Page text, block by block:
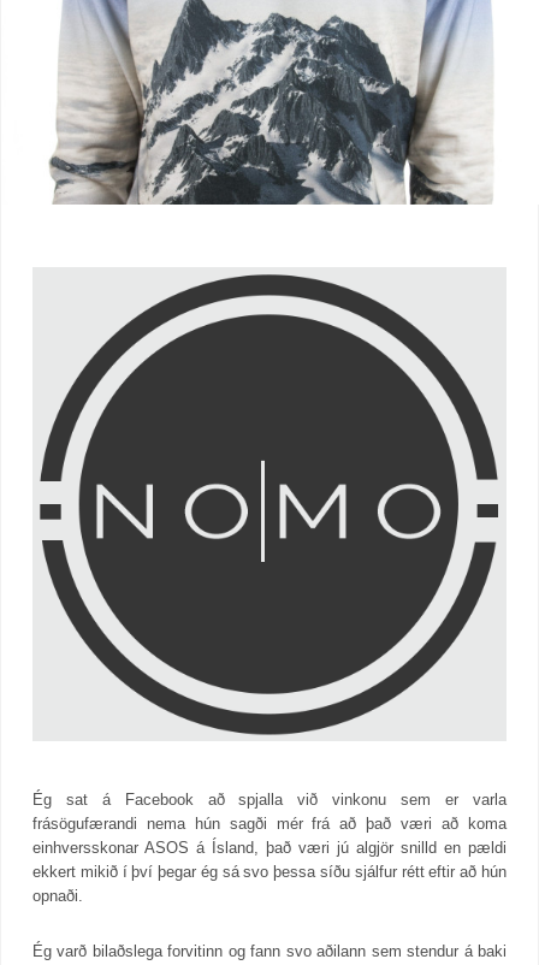
Ég sat á Facebook að spjalla við vinkonu sem er varla
frásögufærandi nema hún sagði mér frá að það væri að koma
einhversskonar ASOS á Ísland, það væri jú algjör snilld en pældi
ekkert mikið í því þegar ég sá svo þessa síðu sjálfur rétt eftir að hún
opnaði.
Ég varð bilaðslega forvitinn og fann svo aðilann sem stendur á baki